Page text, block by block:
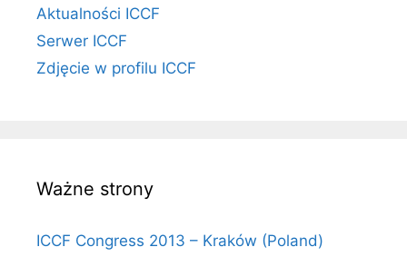
Aktualności ICCF
Serwer ICCF
Zdjęcie w profilu ICCF
Ważne strony
ICCF Congress 2013 – Kraków (Poland)